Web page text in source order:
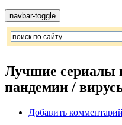
navbar-toggle
Лучшие сериалы
пандемии /
Добавить комментарий